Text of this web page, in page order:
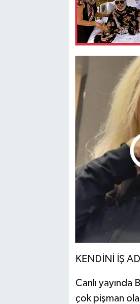
KENDİNİ İŞ
Canlı
çok pişman